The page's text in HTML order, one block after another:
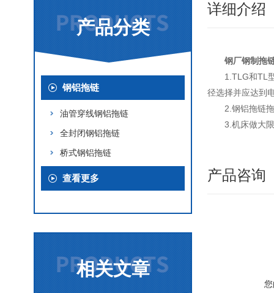
产品分类
钢铝拖链
油管穿线钢铝拖链
全封闭钢铝拖链
桥式钢铝拖链
查看更多
相关文章
详细介绍
钢厂钢制拖
1.TLG和TL
径选择并应达到
2.钢铝拖链
3.机床做大
产品咨询